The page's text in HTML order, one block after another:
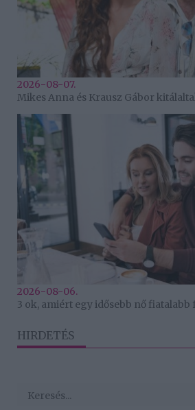
2026-08-07.
Mikes Anna és Krausz Gábor
2026-08-06.
3 ok, amiért egy idősebb nő
HIRDETÉS